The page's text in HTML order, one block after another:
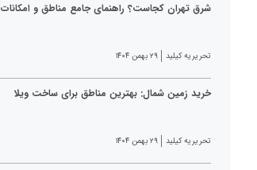
شرق تهران کجاست؟ راهنمای جامع مناطق و امکانات
تحریریه کیلید ۲۹ بهمن ۱۴۰۴
خرید زمین شمال: بهترین مناطق برای ساخت ویلا
تحریریه کیلید ۲۹ بهمن ۱۴۰۴